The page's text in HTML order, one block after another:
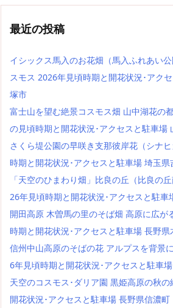
最近の投稿
イシックス馬入のお花畑（馬入ふれあい
スモス 2026年見頃時期と開花状況･アク
塚市
富士山を望む絶景コスモス畑 山中湖花の
の見頃時期と開花状況･アクセスと駐車場
さくら堤公園の早咲き支那彼岸花（シナ
時期と開花状況･アクセスと駐車場 埼玉県
「天空のひまわり畑」比良の丘（比良の
26年見頃時期と開花状況･アクセスと駐車
開田高原 木曽馬の里のそば畑 高原に広が
時期と開花状況･アクセスと駐車場 長野県
信州中山高原のそばの花 アルプスを背景
6年見頃時期と開花状況･アクセスと駐車
天空のコスモス･ダリア園 黒姫高原の秋
開花状況･アクセスと駐車場 長野県信濃町